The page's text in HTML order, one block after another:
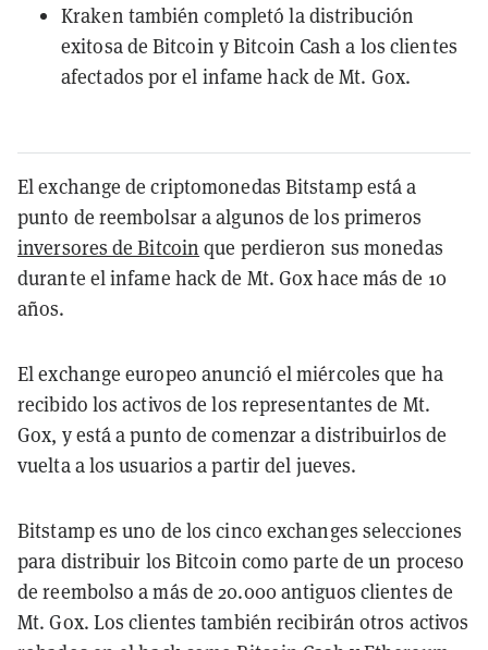
Kraken también completó la distribución
exitosa de Bitcoin y Bitcoin Cash a los clientes
afectados por el infame hack de Mt. Gox.
El exchange de criptomonedas Bitstamp está a
punto de reembolsar a algunos de los primeros
inversores de Bitcoin que perdieron sus monedas
durante el infame hack de Mt. Gox hace más de 10
años.
El exchange europeo anunció el miércoles que ha
recibido los activos de los representantes de Mt.
Gox, y está a punto de comenzar a distribuirlos de
vuelta a los usuarios a partir del jueves.
Bitstamp es uno de los cinco exchanges selecciones
para distribuir los Bitcoin como parte de un proceso
de reembolso a más de 20.000 antiguos clientes de
Mt. Gox. Los clientes también recibirán otros activos